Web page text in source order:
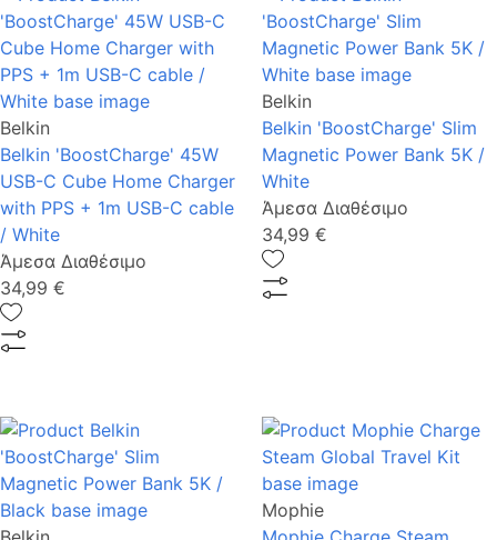
Belkin
Belkin 'BoostCharge' 45W
USB-C Cube Home Charger
with PPS + 1m USB-C cable
/ White
Άμεσα Διαθέσιμο
34,99 €
Belkin
Belkin 'BoostCharge' Slim
Magnetic Power Bank 5K /
White
Άμεσα Διαθέσιμο
34,99 €
Mophie